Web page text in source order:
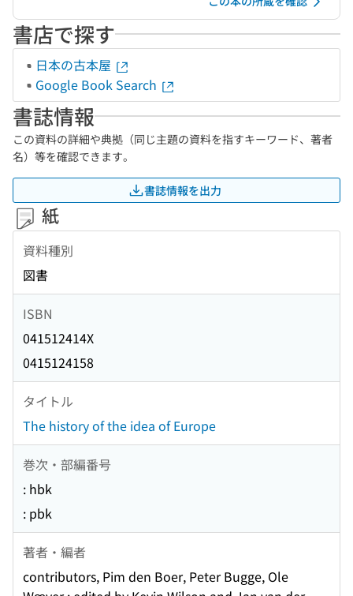
書店で探す
日本の古本屋
Google Book Search
書誌情報
この資料の詳細や典拠（同じ主題の資料を指すキーワード、著者
名）等を確認できます。
書誌情報を出力
紙
資料種別
図書
ISBN
041512414X
0415124158
タイトル
The history of the idea of Europe
巻次・部編番号
: hbk
: pbk
著者・編者
contributors, Pim den Boer, Peter Bugge, Ole